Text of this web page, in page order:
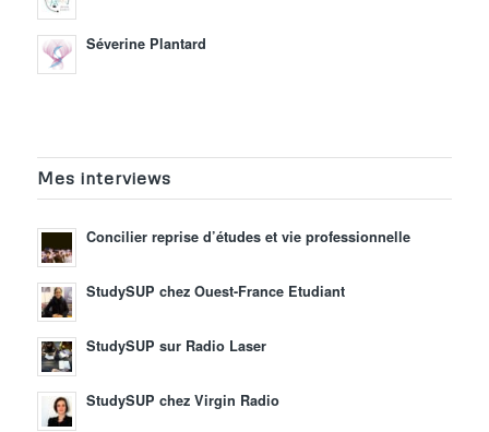
Séverine Plantard
Mes interviews
Concilier reprise d’études et vie professionnelle
StudySUP chez Ouest-France Etudiant
StudySUP sur Radio Laser
StudySUP chez Virgin Radio